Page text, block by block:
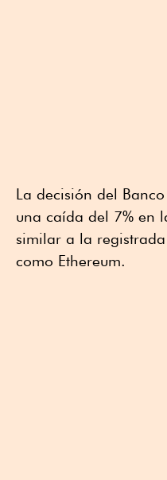
La decisión del
una caída del 7% en
similar a la
como Ethereum.